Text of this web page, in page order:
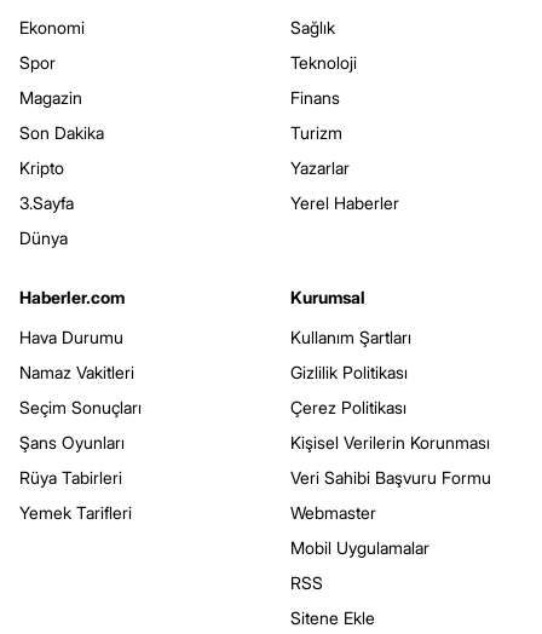
Ekonomi
Spor
Magazin
Son Dakika
Kripto
3.Sayfa
Dünya
Sağlık
Teknoloji
Finans
Turizm
Yazarlar
Yerel Haberler
Haberler.com
Hava Durumu
Namaz Vakitleri
Seçim Sonuçları
Şans Oyunları
Rüya Tabirleri
Yemek Tarifleri
Kurumsal
Kullanım Şartları
Gizlilik Politikası
Çerez Politikası
Kişisel Verilerin Korunması
Veri Sahibi Başvuru Formu
Webmaster
Mobil Uygulamalar
RSS
Sitene Ekle